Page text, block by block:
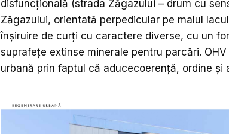
disfuncțională (strada Zăgazului – drum cu
Zăgazului, orientată perpedicular pe malul
înșiruire de curți cu caractere diverse, cu un
suprafețe extinse minerale pentru parcări.
urbană prin faptul că aducecoerență, ordine și